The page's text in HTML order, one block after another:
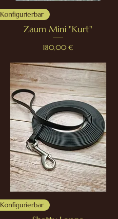
Konfigurierbar
Zaum Mini "Kurt"
Preis
180,00 €
Konfigurierbar